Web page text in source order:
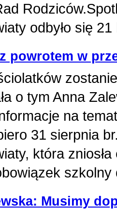
odbyło się
powrotem w
o tym Anna
na
31 sierpnia
która
Musimy